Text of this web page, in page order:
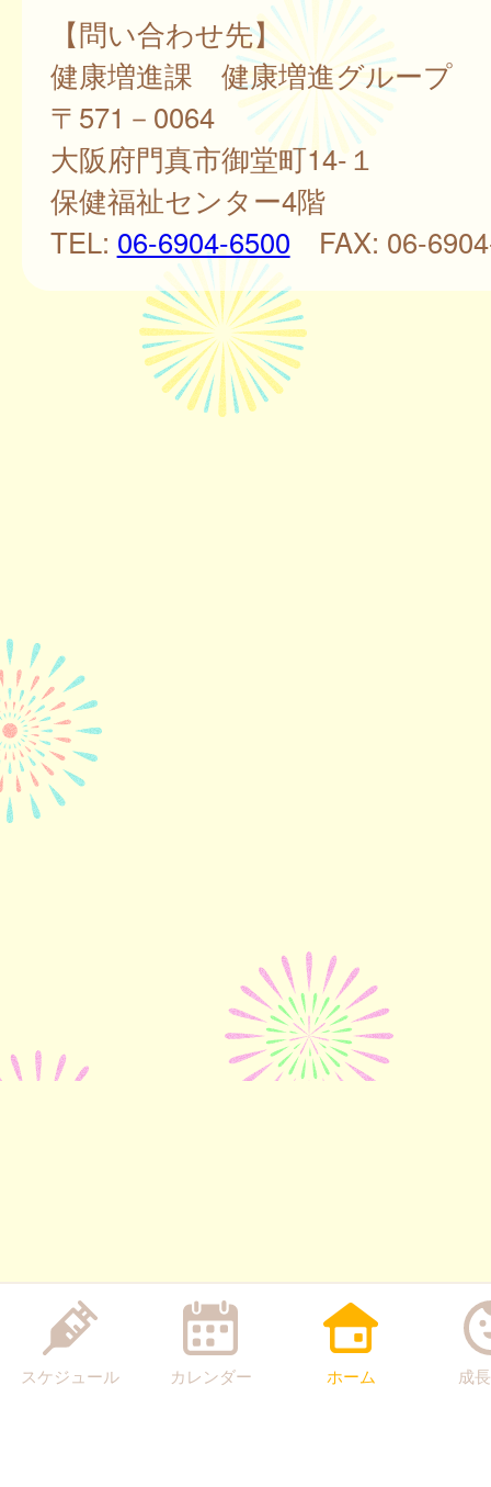
【問い合わせ先】
健康増進課 健康増進グループ
〒571－0064
大阪府門真市御堂町14-１
保健福祉センター4階
TEL: 06-6904-6500 FAX: 06-
スケジュール カレンダー ホーム 成